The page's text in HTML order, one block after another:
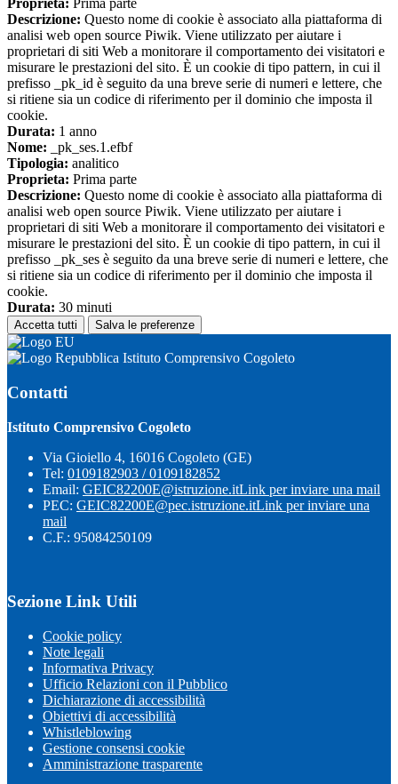
Proprieta: Prima parte
Descrizione: Questo nome di cookie è associato alla piattaforma di
analisi web open source Piwik. Viene utilizzato per aiutare i
proprietari di siti Web a monitorare il comportamento dei visitatori e
misurare le prestazioni del sito. È un cookie di tipo pattern, in cui il
prefisso _pk_id è seguito da una breve serie di numeri e lettere, che
si ritiene sia un codice di riferimento per il dominio che imposta il
cookie.
Durata: 1 anno
Nome: _pk_ses.1.efbf
Tipologia: analitico
Proprieta: Prima parte
Descrizione: Questo nome di cookie è associato alla piattaforma di
analisi web open source Piwik. Viene utilizzato per aiutare i
proprietari di siti Web a monitorare il comportamento dei visitatori e
misurare le prestazioni del sito. È un cookie di tipo pattern, in cui il
prefisso _pk_ses è seguito da una breve serie di numeri e lettere, che
si ritiene sia un codice di riferimento per il dominio che imposta il
cookie.
Durata: 30 minuti
Accetta tutti Salva le preferenze
Istituto Comprensivo Cogoleto
Contatti
Istituto Comprensivo Cogoleto
Via Gioiello 4, 16016 Cogoleto (GE)
Tel: 0109182903 / 0109182852
Email: GEIC82200E@istruzione.itLink per inviare una mail
PEC: GEIC82200E@pec.istruzione.itLink per inviare una
mail
C.F.: 95084250109
Sezione Link Utili
Cookie policy
Note legali
Informativa Privacy
Ufficio Relazioni con il Pubblico
Dichiarazione di accessibilità
Obiettivi di accessibilità
Whistleblowing
Gestione consensi cookie
Amministrazione trasparente